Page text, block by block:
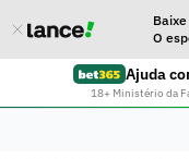
O
Ajuda
18+ Ministério da